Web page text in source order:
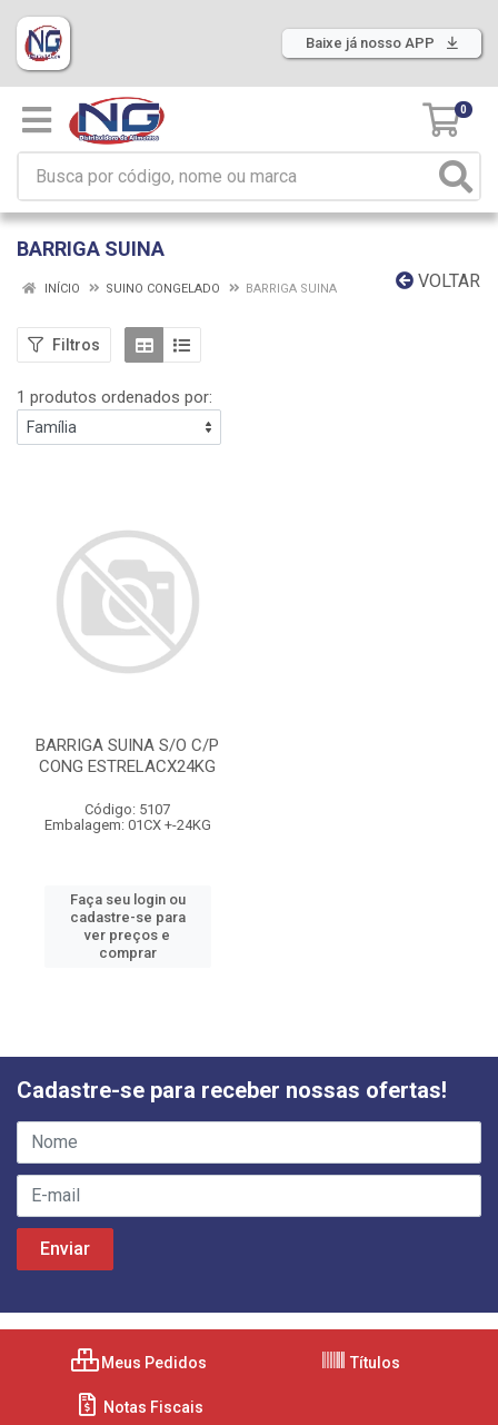
Baixe já nosso APP
0
BARRIGA SUINA
VOLTAR
INÍCIO SUINO CONGELADO BARRIGA SUINA
Filtros
1 produtos ordenados por:
BARRIGA SUINA S/O C/P
CONG ESTRELACX24KG
Código: 5107
Embalagem: 01CX +-24KG
Faça seu login ou
cadastre-se para
ver preços e
comprar
Cadastre-se para receber nossas ofertas!
Meus Pedidos Títulos
Notas Fiscais